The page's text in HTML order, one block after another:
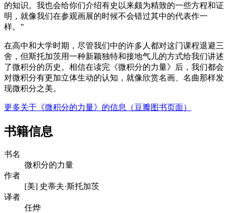
的知识。我也会给你们介绍有史以来颇为精致的一些方程和证
明，就像我们在参观画展的时候不会错过其中的代表作一
样。”
在高中和大学时期，尽管我们中的许多人都对这门课程退避三
舍，但斯托加茨用一种新颖独特和接地气儿的方式给我们讲述
了微积分的历史。相信在读完《微积分的力量》后，我们都会
对微积分有更加立体生动的认知，就像欣赏名画、名曲那样发
现微积分之美。
更多关于《微积分的力量》的信息（豆瓣图书页面）
书籍信息
书名
微积分的力量
作者
[美] 史蒂夫·斯托加茨
译者
任烨